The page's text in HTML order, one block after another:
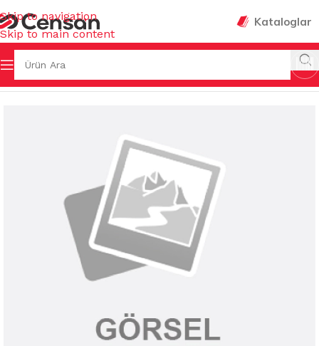
Skip to navigation
Skip to main content
Kataloglar
/ BANTLAR & YAPIŞTIRICILAR